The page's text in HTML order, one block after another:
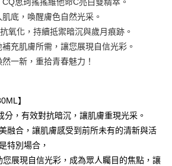
含以上)免運費
底，喚醒膚色自然光采。
氧化，持續抵禦暗沉與歲月痕跡。
充肌膚所需，讓您展現自信光彩。
一新，重拾青春魅力！
】
分，有效對抗暗沉，讓肌膚重現光采。
融合，讓肌膚感受到前所未有的清新與活
特別場合，
展現自信光彩，成為眾人矚目的焦點，讓